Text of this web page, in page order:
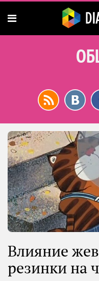
Влияние
резинки на